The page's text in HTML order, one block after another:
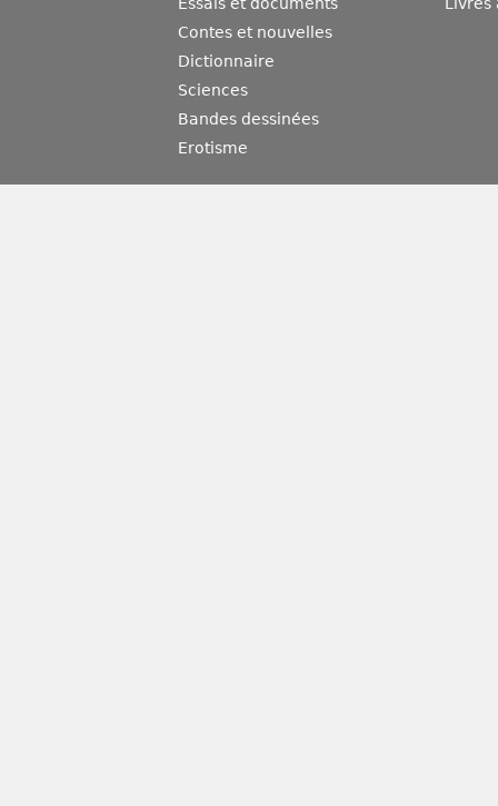
Essais et documents
Contes et nouvelles
Dictionnaire
Sciences
Bandes dessinées
Erotisme
Livres